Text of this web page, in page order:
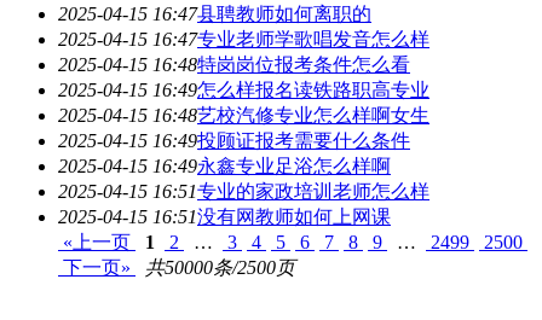
2025-04-15 16:47县聘教师如何离职的
2025-04-15 16:47专业老师学歌唱发音怎么样
2025-04-15 16:48特岗岗位报考条件怎么看
2025-04-15 16:49怎么样报名读铁路职高专业
2025-04-15 16:48艺校汽修专业怎么样啊女生
2025-04-15 16:49投顾证报考需要什么条件
2025-04-15 16:49永鑫专业足浴怎么样啊
2025-04-15 16:51专业的家政培训老师怎么样
2025-04-15 16:51没有网教师如何上网课
«上一页
1 2 … 3 4 5 6 7 8 9 … 2499
2500
下一页»
共50000条/2500页